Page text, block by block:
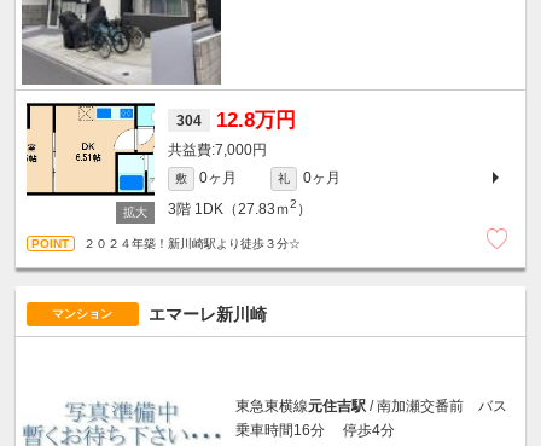
304 12.8万円
7,000円
敷 0ヶ月 礼
0ヶ月
3階 1DK（27.83ｍ2 ）
２０２４年築！新川崎駅より徒歩３分☆
マンション エマーレ新川崎
東急東横線元住吉駅 / 南加瀬交番前 バス
乗車時間16分 停歩4分